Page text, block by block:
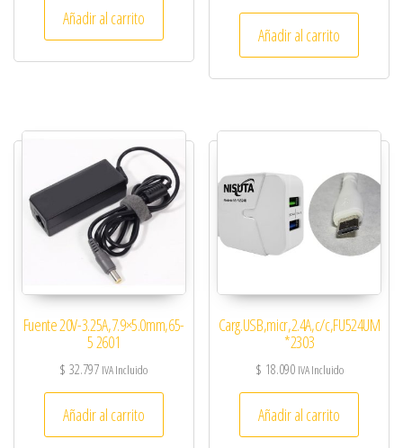
Añadir al carrito
Añadir al carrito
Fuente 20V-3.25A,7.9×5.0mm,65-
5 2601
$ 32.797 IVA Incluido
Añadir al carrito
Carg.USB,micr,2.4A,c/c,FU524UM
*2303
$ 18.090 IVA Incluido
Añadir al carrito